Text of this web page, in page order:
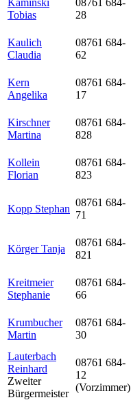
Kaminski
Tobias
08761 684-
28
Kaulich
Claudia
08761 684-
62
Kern
Angelika
08761 684-
17
Kirschner
Martina
08761 684-
828
Kollein
Florian
08761 684-
823
Kopp Stephan
08761 684-
71
Körger Tanja
08761 684-
821
Kreitmeier
Stephanie
08761 684-
66
Krumbucher
Martin
08761 684-
30
Lauterbach
Reinhard
Zweiter
Bürgermeister
08761 684-
12
(Vorzimmer)